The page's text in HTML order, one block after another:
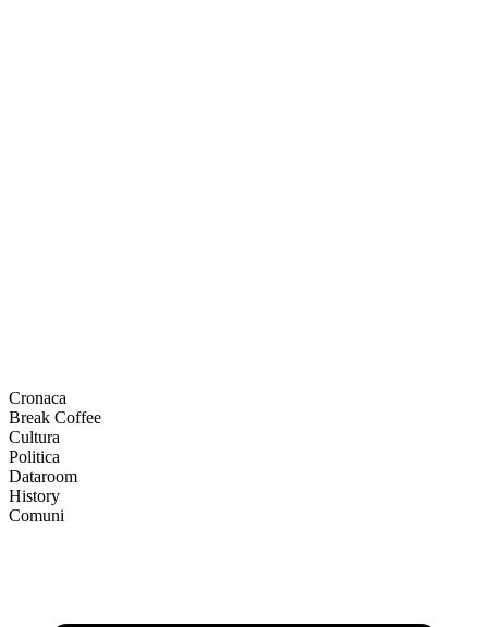
Cronaca
Break Coffee
Cultura
Politica
Dataroom
History
Comuni